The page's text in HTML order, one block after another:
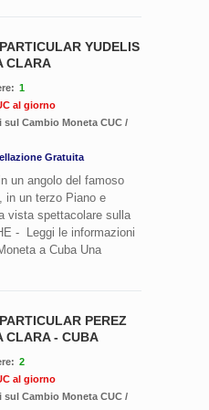
YUDELIS
CLARA
1
al giorno
sul Cambio Moneta CUC /
Gratuita
un angolo del famoso
in un terzo Piano e
vista spettacolare sulla
- Leggi le informazioni
a Cuba Una
PEREZ
CLARA - CUBA
2
al giorno
sul Cambio Moneta CUC /